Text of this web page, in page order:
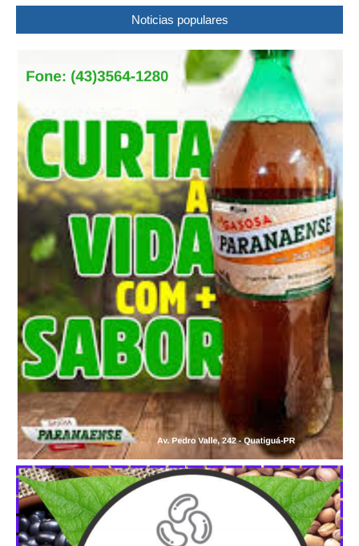
Noticias populares